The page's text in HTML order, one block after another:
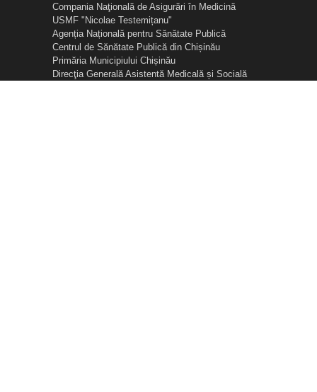
Compania Naţională de Asigurări în Medicină
USMF "Nicolae Testemițanu"
Agenția Națională pentru Sănătate Publică
Centrul de Sănătate Publică din Chișinău
Primăria Municipiului Chișinău
Direcţia Generală Asistentă Medicală și Socială